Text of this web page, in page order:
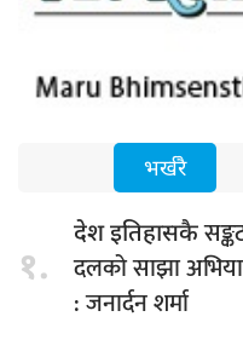
भर्खरै
१.
देश इतिहासकै
दलको साझा
: जनार्दन शर्मा